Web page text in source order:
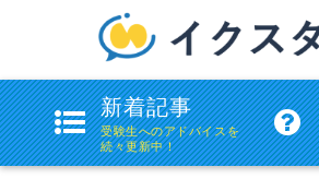
ikstudie(イ
ク
ス
新着記事
受験生へのアドバイスを
続々更新中！